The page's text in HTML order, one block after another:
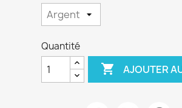
Quantité
 AJOUTER